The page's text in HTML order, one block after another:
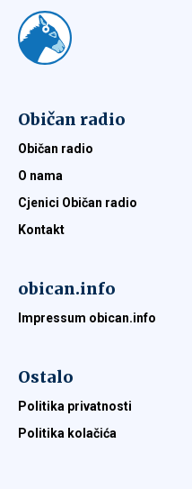
Običan radio
Običan radio
O nama
Cjenici Običan radio
Kontakt
obican.info
Impressum obican.info
Ostalo
Politika privatnosti
Politika kolačića